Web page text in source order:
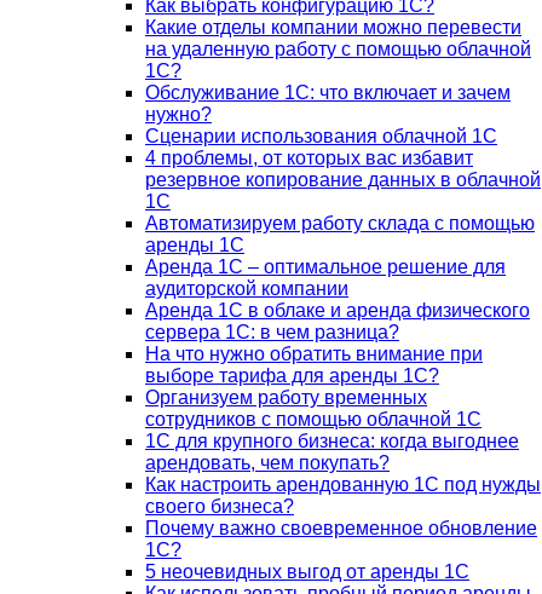
Как выбрать конфигурацию 1С?
Какие отделы компании можно перевести
на удаленную работу с помощью облачной
1С?
Обслуживание 1С: что включает и зачем
нужно?
Сценарии использования облачной 1С
4 проблемы, от которых вас избавит
резервное копирование данных в облачной
1С
Автоматизируем работу склада с помощью
аренды 1С
Аренда 1С – оптимальное решение для
аудиторской компании
Аренда 1С в облаке и аренда физического
сервера 1С: в чем разница?
На что нужно обратить внимание при
выборе тарифа для аренды 1С?
Организуем работу временных
сотрудников с помощью облачной 1С
1С для крупного бизнеса: когда выгоднее
арендовать, чем покупать?
Как настроить арендованную 1С под нужды
своего бизнеса?
Почему важно своевременное обновление
1С?
5 неочевидных выгод от аренды 1С